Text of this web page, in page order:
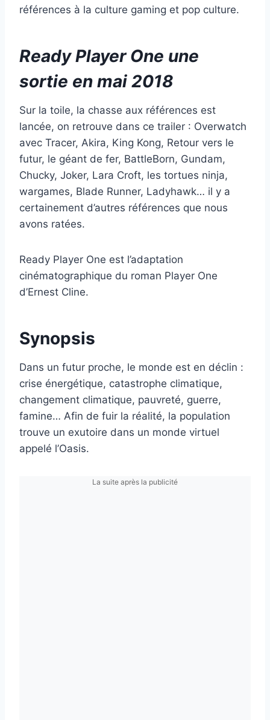
références à la culture gaming et pop culture.
Ready Player One une
sortie en mai 2018
Sur la toile, la chasse aux références est
lancée, on retrouve dans ce trailer : Overwatch
avec Tracer, Akira, King Kong, Retour vers le
futur, le géant de fer, BattleBorn, Gundam,
Chucky, Joker, Lara Croft, les tortues ninja,
wargames, Blade Runner, Ladyhawk… il y a
certainement d’autres références que nous
avons ratées.
Ready Player One est l’adaptation
cinématographique du roman Player One
d’Ernest Cline.
Synopsis
Dans un futur proche, le monde est en déclin :
crise énergétique, catastrophe climatique,
changement climatique, pauvreté, guerre,
famine… Afin de fuir la réalité, la population
trouve un exutoire dans un monde virtuel
appelé l’Oasis.
La suite après la publicité